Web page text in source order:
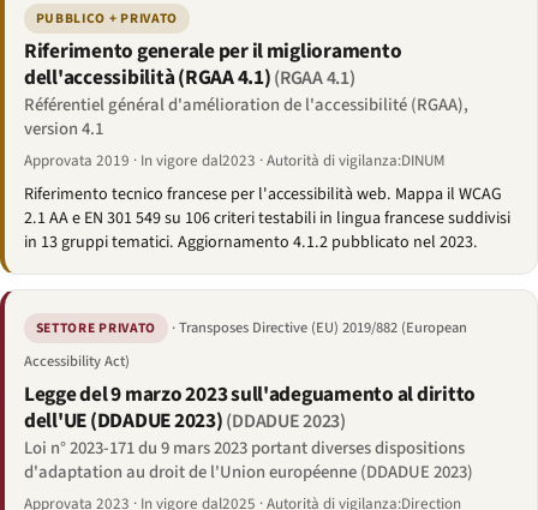
PUBBLICO + PRIVATO
Riferimento generale per il miglioramento
dell'accessibilità (RGAA 4.1)(RGAA 4.1)
Référentiel général d'amélioration de l'accessibilité (RGAA),
version 4.1
Approvata 2019 · In vigore dal2023 · Autorità di vigilanza:DINUM
Riferimento tecnico francese per l'accessibilità web. Mappa il WCAG
2.1 AA e EN 301 549 su 106 criteri testabili in lingua francese suddivisi
in 13 gruppi tematici. Aggiornamento 4.1.2 pubblicato nel 2023.
SETTORE PRIVATO
· Transposes Directive (EU) 2019/882 (European
Accessibility Act)
Legge del 9 marzo 2023 sull'adeguamento al diritto
dell'UE (DDADUE 2023)(DDADUE 2023)
Loi n° 2023-171 du 9 mars 2023 portant diverses dispositions
d'adaptation au droit de l'Union européenne (DDADUE 2023)
Approvata 2023 · In vigore dal2025 · Autorità di vigilanza:Direction